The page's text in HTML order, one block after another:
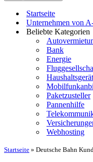
Startseite
Unternehmen von
Beliebte Kategorien
Bank
Energie
Paketzusteller
Pannenhilfe
Webhosting
Startseite » Deutsche Bahn